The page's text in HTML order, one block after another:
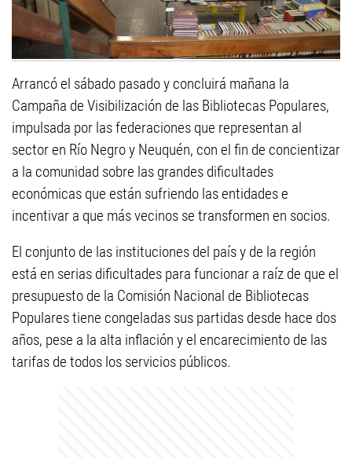
Arrancó el sábado pasado y concluirá mañana la
Campaña de Visibilización de las Bibliotecas Populares,
impulsada por las federaciones que representan al
sector en Río Negro y Neuquén, con el fin de concientizar
a la comunidad sobre las grandes dificultades
económicas que están sufriendo las entidades e
incentivar a que más vecinos se transformen en socios.
El conjunto de las instituciones del país y de la región
está en serias dificultades para funcionar a raíz de que el
presupuesto de la Comisión Nacional de Bibliotecas
Populares tiene congeladas sus partidas desde hace dos
años, pese a la alta inflación y el encarecimiento de las
tarifas de todos los servicios públicos.